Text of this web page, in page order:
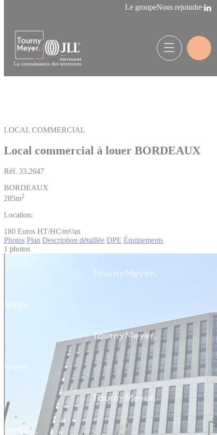
Le groupeNous rejoindre
La connaissance des territoires
LOCAL COMMERCIAL
Local commercial à louer BORDEAUX
Réf. 33.2647
BORDEAUX
285m2
Location:
180 Euros HT/HC/m²/an
Photos Plan Description détaillée DPE Équipements
1 photos